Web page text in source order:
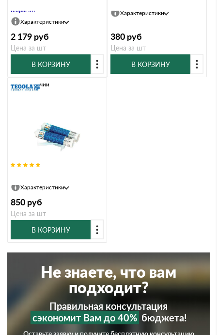
Icopal 5л
Характеристики
2 179 руб
Цена за шт
В КОРЗИНУ
Характеристики
380 руб
Цена за шт
В КОРЗИНУ
В наличии
Характеристики
850 руб
Цена за шт
В КОРЗИНУ
Не знаете, что вам
подходит?
Правильная консультация
сэкономит Вам до 40% бюджета!